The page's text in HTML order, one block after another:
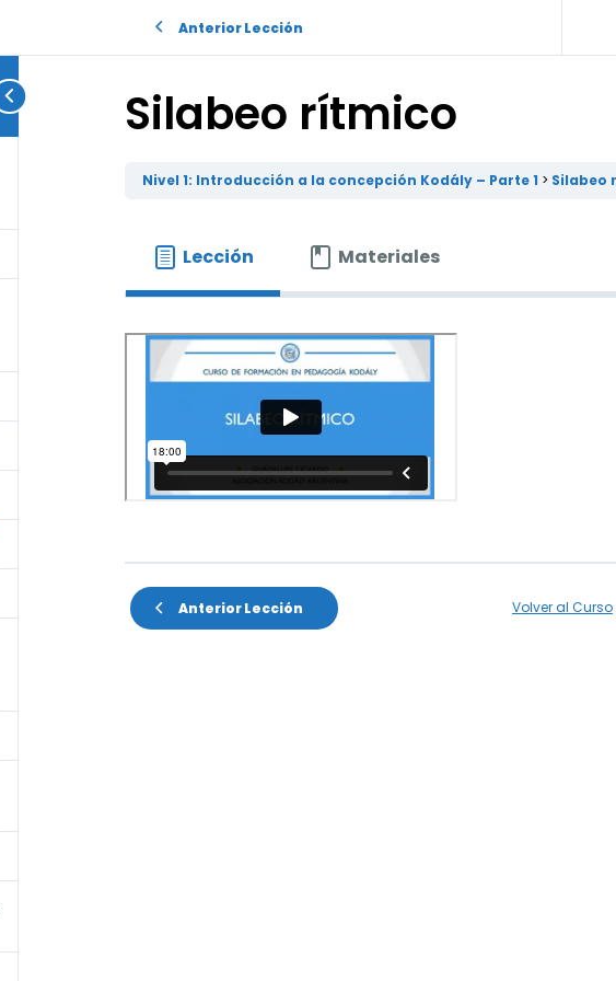
Anterior Lección
Silabeo rítmico
Nivel 1: Introducción a la concepción Kodály – Parte 1 Silabeo
Lección Materiales
Anterior Lección Volver al Curso